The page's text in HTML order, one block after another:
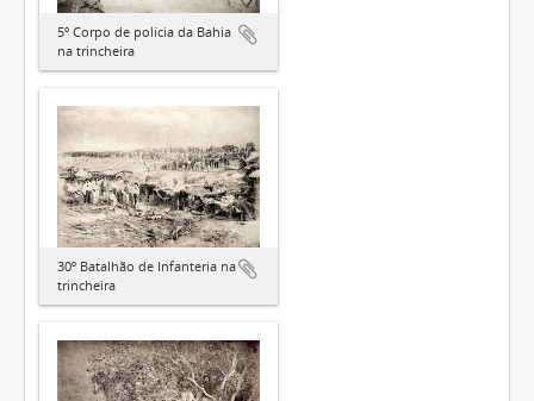
5º Corpo de polícia da Bahia
na trincheira
30º Batalhão de Infanteria na
trincheira